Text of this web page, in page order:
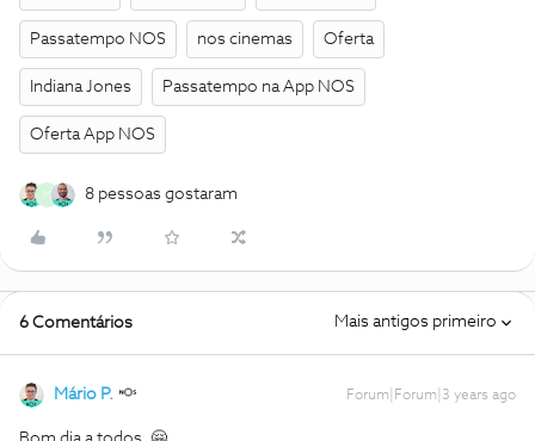
Passatempo NOS nos cinemas Oferta
Indiana Jones Passatempo na App NOS
Oferta App NOS
M 8 pessoas gostaram
6 Comentários Mais antigos primeiro
Mário P. Forum|Forum|3 years ago